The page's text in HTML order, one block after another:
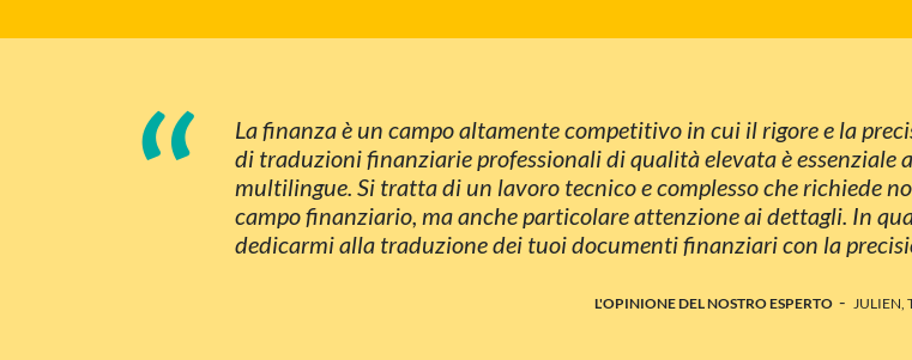
“
La finanza è un campo altamente competitivo in cui il rigore e la
di traduzioni finanziarie professionali di qualità elevata è essenziale
multilingue. Si tratta di un lavoro tecnico e complesso che richiede
campo finanziario, ma anche particolare attenzione ai dettagli. In
dedicarmi alla traduzione dei tuoi documenti finanziari con la
L'OPINIONE DEL NOSTRO ESPERTO - JULIEN,